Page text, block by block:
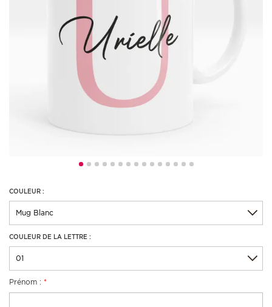
COULEUR :
COULEUR DE LA LETTRE :
Prénom : *